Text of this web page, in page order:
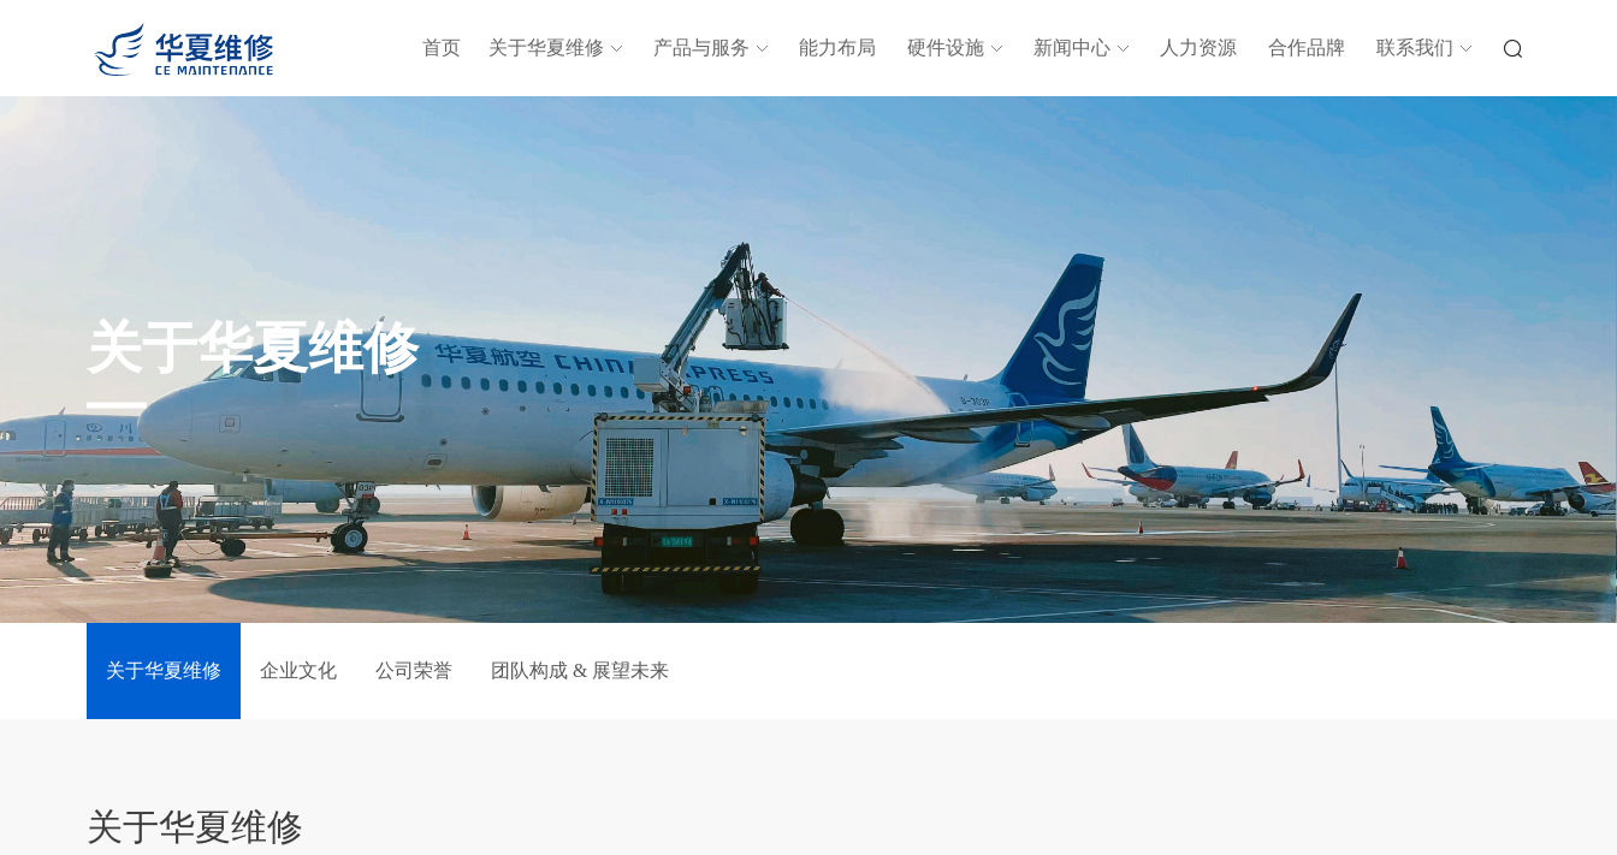
首页 关于华夏维修 产品与服务 能力布局 硬件设施 新闻中心 人力资源 合作品牌 联系我们
关于华夏维修
关于华夏维修 企业文化 公司荣誉 团队构成 & 展望未来
关于华夏维修